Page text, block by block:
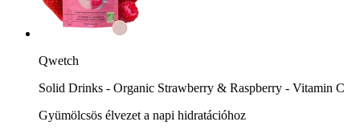
Qwetch
Solid Drinks - Organic Strawberry & Raspberry - Vitamin C
Gyümölcsös élvezet a napi hidratációhoz